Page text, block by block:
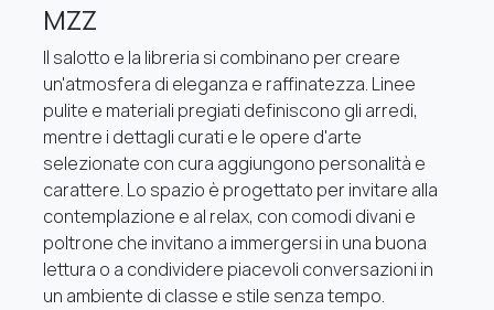
MZZ
Il salotto e la libreria si combinano per creare
un'atmosfera di eleganza e raffinatezza. Linee
pulite e materiali pregiati definiscono gli arredi,
mentre i dettagli curati e le opere d'arte
selezionate con cura aggiungono personalità e
carattere. Lo spazio è progettato per invitare alla
contemplazione e al relax, con comodi divani e
poltrone che invitano a immergersi in una buona
lettura o a condividere piacevoli conversazioni in
un ambiente di classe e stile senza tempo.